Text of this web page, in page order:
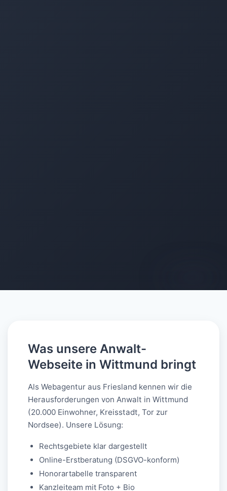
Was unsere Anwalt-
Webseite in Wittmund bringt
Als Webagentur aus Friesland kennen wir die
Herausforderungen von Anwalt in Wittmund
(20.000 Einwohner, Kreisstadt, Tor zur
Nordsee). Unsere Lösung:
Rechtsgebiete klar dargestellt
Online-Erstberatung (DSGVO-konform)
Honorartabelle transparent
Kanzleiteam mit Foto + Bio